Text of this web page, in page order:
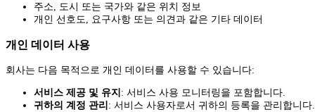
주소, 도시 또는 국가와 같은 위치 정보
개인 선호도, 요구사항 또는 의견과 같은 기타 데이터
개인 데이터 사용
회사는 다음 목적으로 개인 데이터를 사용할 수 있습니다:
서비스 제공 및 유지 : 서비스 사용 모니터링을 포함합니다.
귀하의 계정 관리 : 서비스 사용자로서 귀하의 등록을 관리합니